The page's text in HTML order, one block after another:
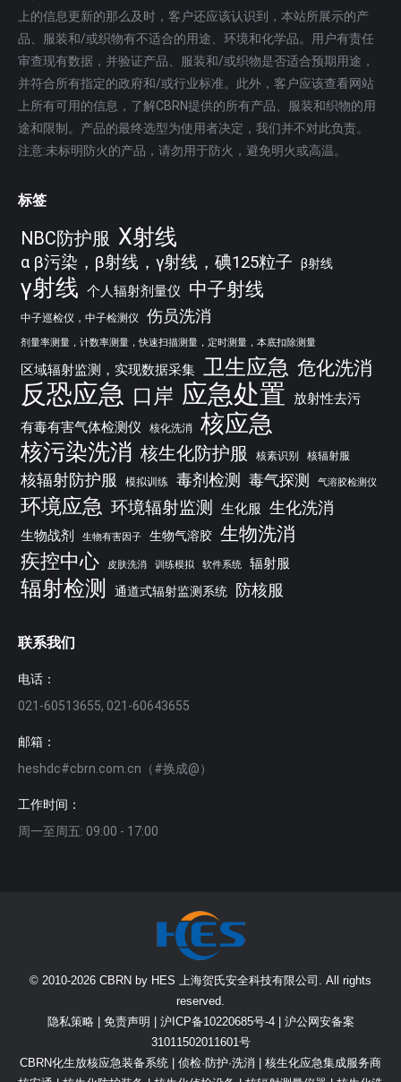
上的信息更新的那么及时，客户还应该认识到，本站所展示的产
品、服装和/或织物有不适合的用途、环境和化学品。用户有责任
审查现有数据，并验证产品、服装和/或织物是否适合预期用途，
并符合所有指定的政府和/或行业标准。此外，客户应该查看网站
上所有可用的信息，了解CBRN提供的所有产品、服装和织物的用
途和限制。产品的最终选型为使用者决定，我们并不对此负责。
注意:未标明防火的产品，请勿用于防火，避免明火或高温。
标签
NBC防护服 X射线
α β污染，β射线，γ射线，碘125粒子 β射线
γ射线 个人辐射剂量仪 中子射线
中子巡检仪，中子检测仪 伤员洗消
剂量率测量，计数率测量，快速扫描测量，定时测量，本底扣除测量
区域辐射监测，实现数据采集 卫生应急 危化洗消
反恐应急 口岸 应急处置
放射性去污
有毒有害气体检测仪
核化洗消 核应急
核污染洗消 核生化防护服 核素识别 核辐射服
核辐射防护服 模拟训练 毒剂检测 毒气探测 气溶胶检测仪
环境应急 环境辐射监测 生化服 生化洗消
生物战剂 生物有害因子 生物气溶胶 生物洗消
疾控中心
皮肤洗消 训练模拟 软件系统 辐射服
辐射检测 通道式辐射监测系统 防核服
联系我们
电话：
021-60513655, 021-60643655
邮箱：
heshdc#cbrn.com.cn（#换成@）
工作时间：
周一至周五: 09:00 - 17:00
© 2010-2026 CBRN by HES 上海贺氏安全科技有限公司. All rights
reserved.
隐私策略
免责声明 沪ICP备10220685号-4| 沪公网安备案
31011502011601号
CBRN化生放核应急装备系统 | 侦检·防护·洗消 | 核生化应急集成服务商